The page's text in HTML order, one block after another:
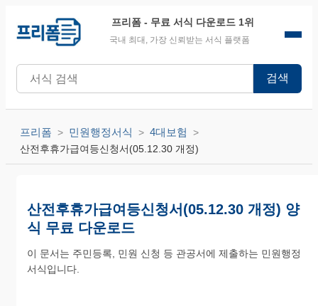
프리폼 - 무료 서식 다운로드 1위
국내 최대, 가장 신뢰받는 서식 플랫폼
검색
프리폼 민원행정서식 4대보험
산전후휴가급여등신청서(05.12.30 개정)
산전후휴가급여등신청서(05.12.30 개정) 양
식 무료 다운로드
이 문서는 주민등록, 민원 신청 등 관공서에 제출하는 민원행정
서식입니다.